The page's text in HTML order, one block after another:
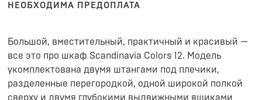
НЕОБХОДИМА ПРЕДОПЛАТА
Большой, вместительный, практичный и красивый —
все это про шкаф Scandinavia Colors 12. Модель
укомплектована двумя штангами под плечики,
разделенные перегородкой, одной широкой полкой
сверху и двумя глубокими выдвижными ящиками